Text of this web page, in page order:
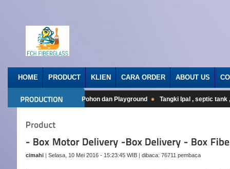
HOME PRODUCT KLIEN CARA ORDER ABOUT US
fiberglass Rumah Pohon dan Playground Tangki Ipal , septic tank ,
cimahi | Selasa, 10 Mei 2016 - 15:23:45 WIB | dibaca: 76711 pembaca